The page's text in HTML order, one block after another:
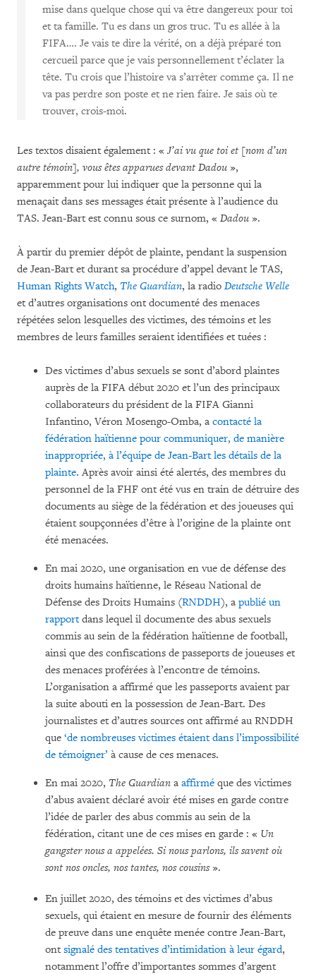
mise dans quelque chose qui va être dangereux pour toi
et ta famille. Tu es dans un gros truc. Tu es allée à la
FIFA…. Je vais te dire la vérité, on a déjà préparé ton
cercueil parce que je vais personnellement t’éclater la
tête. Tu crois que l’histoire va s’arrêter comme ça. Il ne
va pas perdre son poste et ne rien faire. Je sais où te
trouver, crois-moi.
Les textos disaient également : « J’ai vu que toi et [nom d’un
autre témoin], vous êtes apparues devant Dadou »,
apparemment pour lui indiquer que la personne qui la
menaçait dans ses messages était présente à l’audience du
TAS. Jean-Bart est connu sous ce surnom, « Dadou ».
À partir du premier dépôt de plainte, pendant la suspension
de Jean-Bart et durant sa procédure d’appel devant le TAS,
Human Rights Watch, The Guardian, la radio Deutsche Welle
et d’autres organisations ont documenté des menaces
répétées selon lesquelles des victimes, des témoins et les
membres de leurs familles seraient identifiées et tuées :
Des victimes d’abus sexuels se sont d’abord plaintes
auprès de la FIFA début 2020 et l’un des principaux
collaborateurs du président de la FIFA Gianni
Infantino, Véron Mosengo-Omba, a contacté la
fédération haïtienne pour communiquer, de manière
inappropriée, à l’équipe de Jean-Bart les détails de la
plainte. Après avoir ainsi été alertés, des membres du
personnel de la FHF ont été vus en train de détruire des
documents au siège de la fédération et des joueuses qui
étaient soupçonnées d’être à l’origine de la plainte ont
été menacées.
En mai 2020, une organisation en vue de défense des
droits humains haïtienne, le Réseau National de
Défense des Droits Humains (RNDDH), a publié un
rapportdans lequel il documente des abus sexuels
commis au sein de la fédération haïtienne de football,
ainsi que des confiscations de passeports de joueuses et
des menaces proférées à l’encontre de témoins.
L’organisation a affirmé que les passeports avaient par
la suite abouti en la possession de Jean-Bart. Des
journalistes et d’autres sources ont affirmé au RNDDH
que ‘de nombreuses victimes étaient dans l’impossibilité
de témoigner’ à cause de ces menaces.
En mai 2020, The Guardian a affirmé que des victimes
d’abus avaient déclaré avoir été mises en garde contre
l’idée de parler des abus commis au sein de la
fédération, citant une de ces mises en garde : « Un
gangster nous a appelées. Si nous parlons, ils savent où
sont nos oncles, nos tantes, nos cousins».
En juillet 2020, des témoins et des victimes d’abus
sexuels, qui étaient en mesure de fournir des éléments
de preuve dans une enquête menée contre Jean-Bart,
ont signalé des tentatives d’intimidation à leur égard,
notamment l’offre d’importantes sommes d’argent